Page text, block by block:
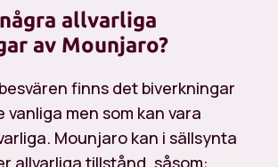
allvarliga
av Mounjaro?
finns det biverkningar
vanliga men som kan vara
Mounjaro kan i sällsynta
allvarliga tillstånd, såsom: